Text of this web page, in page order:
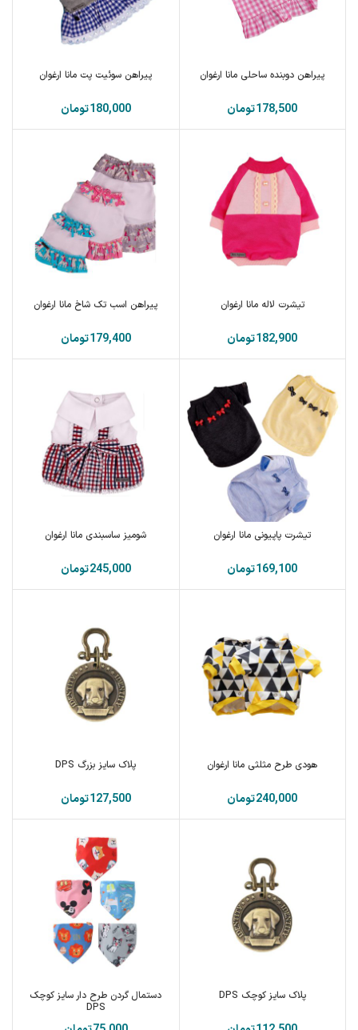
پیراهن دوبنده ساحلی مانا ارغوان
تومان
پیراهن سوئیت پت مانا ارغوان
تومان
تیشرت لاله مانا ارغوان
تومان
پیراهن اسب تک شاخ مانا ارغوان
تومان
تیشرت پاپیونی مانا ارغوان
تومان
شومیز ساسبندی مانا ارغوان
تومان
هودی طرح مثلثی مانا ارغوان
تومان
پلاک سایز بزرگ DPS
تومان
پلاک سایز کوچک DPS
دستمال گردن طرح دار سایز کوچک
DPS